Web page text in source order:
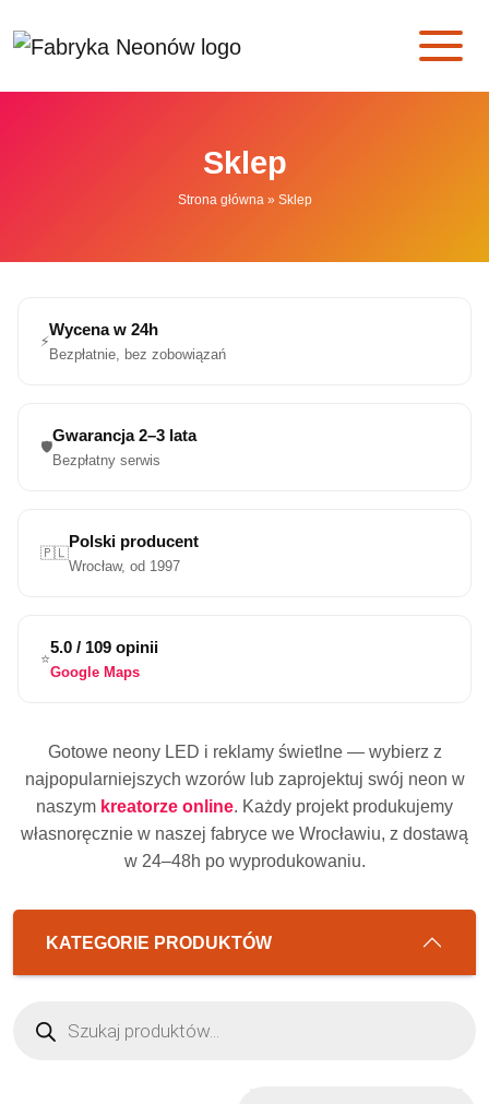
Sklep
Strona główna» Sklep
⚡
Wycena w 24h
Bezpłatnie, bez zobowiązań
🛡️
Gwarancja 2–3 lata
Bezpłatny serwis
🇵🇱
Polski producent
Wrocław, od 1997
⭐
5.0 / 109 opinii
Google Maps
Gotowe neony LED i reklamy świetlne — wybierz z
najpopularniejszych wzorów lub zaprojektuj swój neon w
naszym kreatorze online. Każdy projekt produkujemy
własnoręcznie w naszej fabryce we Wrocławiu, z dostawą
w 24–48h po wyprodukowaniu.
KATEGORIE PRODUKTÓW
produktów